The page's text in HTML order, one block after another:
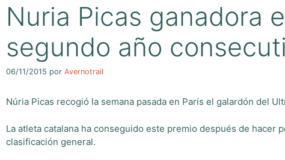
Nuria Picas ganadora
segundo año
06/11/2015 por Avernotrail
Núria Picas recogió la semana pasada en París el galardón del
La atleta catalana ha conseguido este premio después de hacer
clasificación general.